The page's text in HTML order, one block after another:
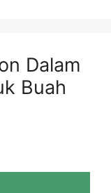
Dalam
Buah